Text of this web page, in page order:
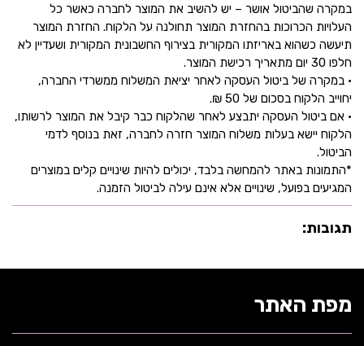
במקרה שהביטול אושר – יש להשיב את המוצר לחברה כאשר כל
העלויות הכרוכות בהחזרת המוצר תחולנה על הלקוח. החזרת המוצר
תיעשה כשהוא באריזתו המקורית בצירוף החשבונית המקורית ושעדיין לא
חלפו 30 יום מתאריך רכישת המוצר.
• במקרה של ביטול העסקה לאחר יציאת המשלוח ממשרדי החברה,
יחוייב הלקוח בסכום של 50 ₪.
• אם ביטול העסקה יתבצע לאחר שהלקוח כבר קיבל את המוצר לרשותו,
הלקוח יישא בעלות משלוח המוצר חזרה לחברה, זאת בנוסף לדמי
הביטול.
*התמונות באתר להמחשה בלבד, יכולים להיות שינויים קלים במוצרים
המגיעים בפועל, שינויים אלא אינם עילה לביטול הזמנה.
תגובות:
מפת האתר